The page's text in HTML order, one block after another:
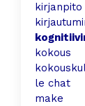
kirjanpito
kokous
le chat
make